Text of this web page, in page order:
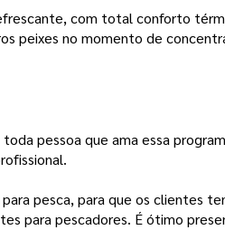
com total conforto
peixes no momento de
pessoa que ama essa
pesca, para que os clientes
para pescadores. É ótimo